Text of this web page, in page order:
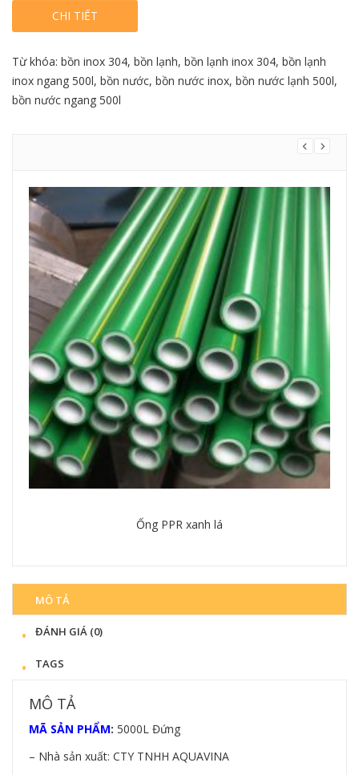
CHI TIẾT
Từ khóa: bồn inox 304, bồn lạnh, bồn lạnh inox 304, bồn lạnh
inox ngang 500l, bồn nước, bồn nước inox, bồn nước lạnh 500l,
bồn nước ngang 500l
Ống PPR xanh lá
MÔ TẢ
ĐÁNH GIÁ (0)
TAGS
MÔ TẢ
MÃ SẢN PHẨM: 5000L Đứng
– Nhà sản xuất: CTY TNHH AQUAVINA